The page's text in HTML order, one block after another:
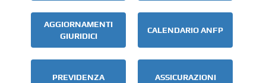
AGGIORNAMENTI
GIURIDICI
CALENDARIO ANFP
PREVIDENZA ASSICURAZIONI